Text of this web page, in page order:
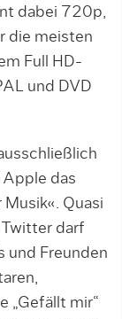
dabei 720p,
die meisten
Full HD-
und DVD
das
Quasi
Twitter darf
und Freunden
„Gefällt mir“